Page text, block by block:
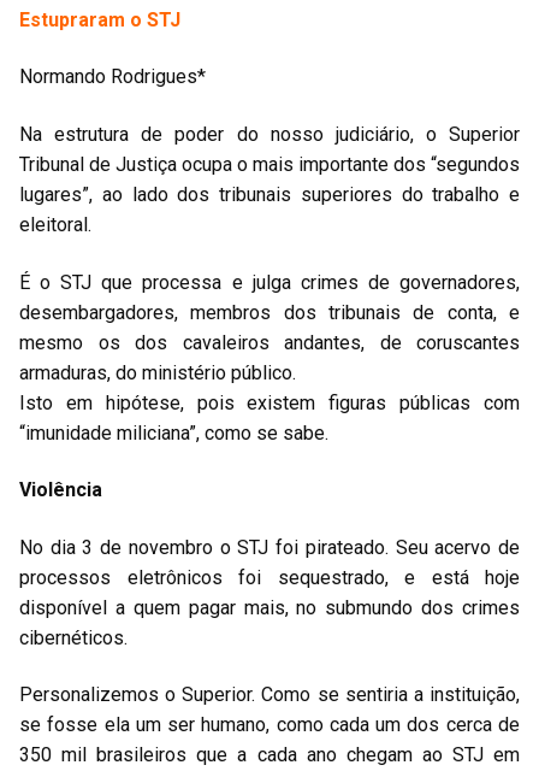
Estupraram o STJ
Normando Rodrigues*
Na estrutura de poder do nosso judiciário, o Superior
Tribunal de Justiça ocupa o mais importante dos “segundos
lugares”, ao lado dos tribunais superiores do trabalho e
eleitoral.
É o STJ que processa e julga crimes de governadores,
desembargadores, membros dos tribunais de conta, e
mesmo os dos cavaleiros andantes, de coruscantes
armaduras, do ministério público.
Isto em hipótese, pois existem figuras públicas com
“imunidade miliciana”, como se sabe.
Violência
No dia 3 de novembro o STJ foi pirateado. Seu acervo de
processos eletrônicos foi sequestrado, e está hoje
disponível a quem pagar mais, no submundo dos crimes
cibernéticos.
Personalizemos o Superior. Como se sentiria a instituição,
se fosse ela um ser humano, como cada um dos cerca de
350 mil brasileiros que a cada ano chegam ao STJ em